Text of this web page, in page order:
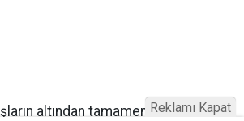
altından tamamen uzaklaştığı
Reklamı Kapat